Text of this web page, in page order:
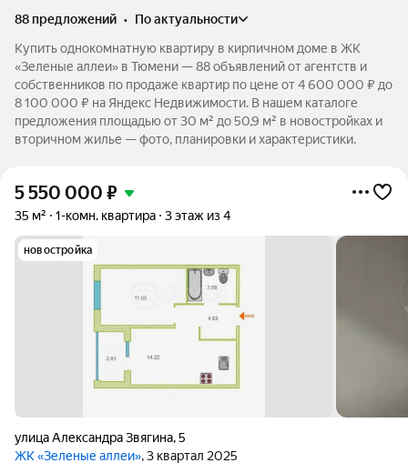
88 предложений •
по актуальности
Купить однокомнатную квартиру в кирпичном доме в ЖК
«Зеленые аллеи» в Тюмени — 88 объявлений от агентств и
собственников по продаже квартир по цене от 4 600 000 ₽ до
8 100 000 ₽ на Яндекс Недвижимости. В нашем каталоге
предложения площадью от 30 м² до 50,9 м² в новостройках и
вторичном жилье — фото, планировки и характеристики.
5 550 000 ₽
35 м² 1-комн. квартира 3 этаж из 4
новостройка
​улица Александра Звягина,5
ЖК «Зеленые аллеи», 3 квартал 2025